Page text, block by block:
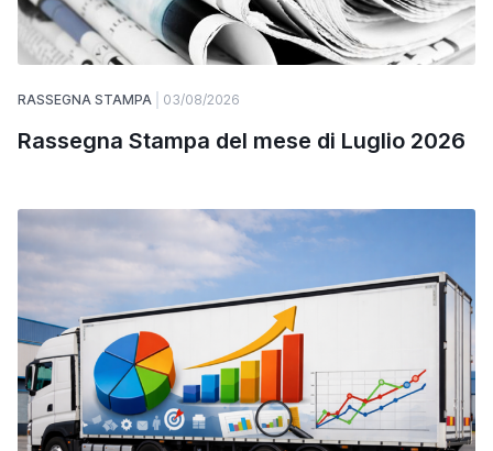
RASSEGNA STAMPA 03/08/2026
Rassegna Stampa del mese di Luglio 2026